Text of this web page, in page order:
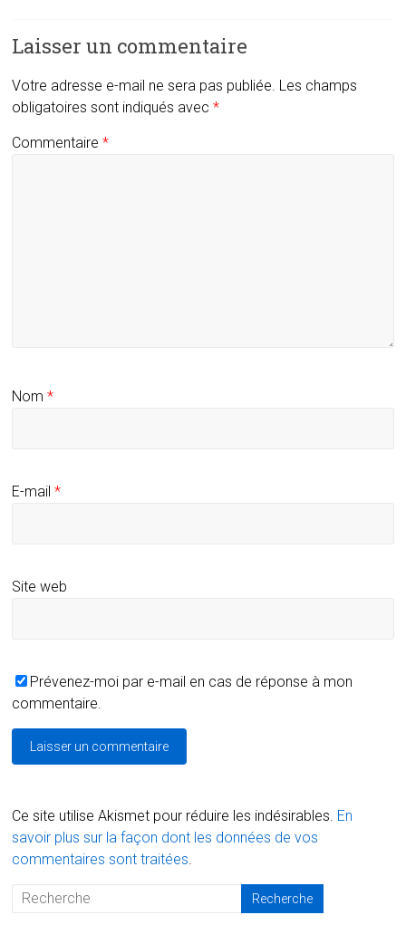
Laisser un commentaire
Votre adresse e-mail ne sera pas publiée. Les champs
obligatoires sont indiqués avec*
Commentaire*
Nom*
E-mail*
Site web
Prévenez-moi par e-mail en cas de réponse à mon
commentaire.
Ce site utilise Akismet pour réduire les indésirables. En
savoir plus sur la façon dont les données de vos
commentaires sont traitées